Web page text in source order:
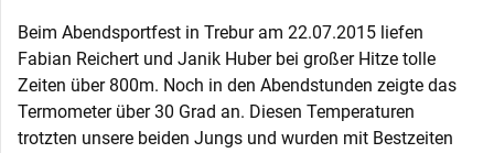
Beim Abendsportfest in Trebur am 22.07.2015 liefen
Fabian Reichert und Janik Huber bei großer Hitze tolle
Zeiten über 800m. Noch in den Abendstunden zeigte das
Termometer über 30 Grad an. Diesen Temperaturen
trotzten unsere beiden Jungs und wurden mit Bestzeiten